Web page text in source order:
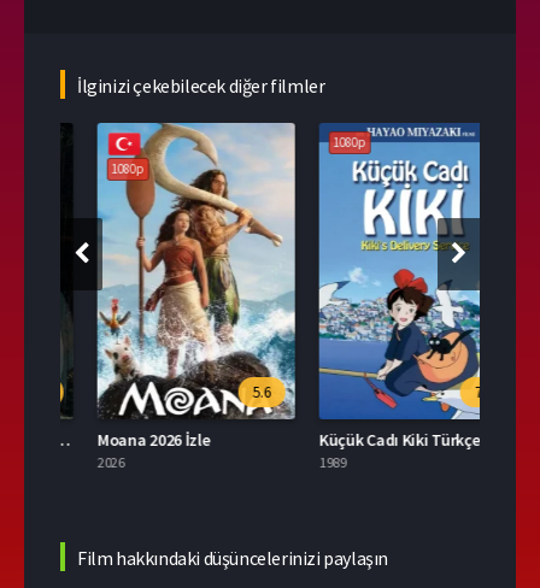
İlginizi çekebilecek diğer filmler
5.6
Moana 2026 İzle
1080p
7.8
Küçük Cadı Kiki Türkçe Dublaj İzle
Film hakkındaki düşüncelerinizi paylaşın